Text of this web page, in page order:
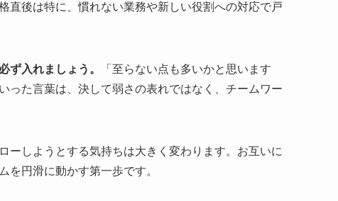
直後は特に、慣れない業務や新しい役割への対応で戸
ず入れましょう。
「至らない点も多いかと思います
った言葉は、決して弱さの表れではなく、チームワー
ーしようとする気持ちは大きく変わります。お互いに
を円滑に動かす第一歩です。